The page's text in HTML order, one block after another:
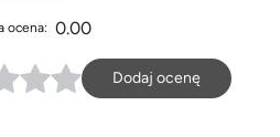
ocena: 0.00
Dodaj ocenę